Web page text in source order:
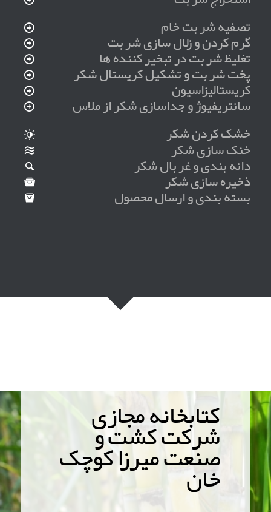
تصفیه شربت خام
گرم کردن و زلال سازی شربت
تغلیظ شربت در تبخیر کننده ها
پخت شربت و تشکیل کریستال شکر
کریستالیزاسیون
سانتریفیوژ و جداسازی شکر از ملاس
خشک کردن شکر
خنک سازی شکر
دانه بندی و غربال شکر
ذخیره سازی شکر
بسته بندی و ارسال محصول
کتابخانه مجازی
شرکت کشت و
صنعت میرزا کوچک
خان